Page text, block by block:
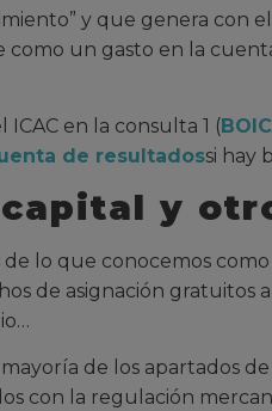
y que genera con
un gasto en la
en la consulta 1 (
de resultadossi hay
y
lo que conocemos
de asignación gratuitos
de los apartados
con la regulación